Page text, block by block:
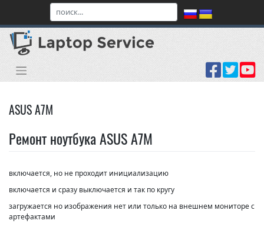
content
ASUS A7M
Ремонт ноутбука ASUS A7M
включается, но не проходит инициализацию
включается и сразу выключается и так по кругу
загружается но изображения нет или только на внешнем мониторе с
артефактами